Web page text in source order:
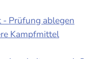
Prüfung ablegen
Kampfmittel